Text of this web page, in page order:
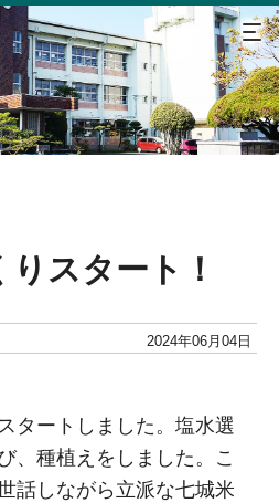
りスタート！
2024年06月04日
タートしました。塩水選
、種植えをしました。こ
話しながら立派な七城米